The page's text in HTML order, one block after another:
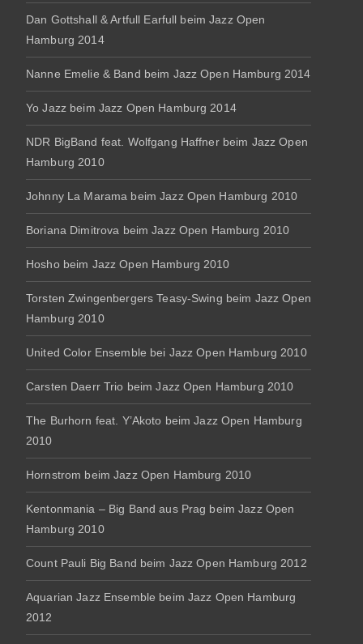
Dan Gottshall & Artfull Earfull beim Jazz Open
Hamburg 2014
Nanne Emelie & Band beim Jazz Open Hamburg 2014
Yo Jazz beim Jazz Open Hamburg 2014
NDR BigBand feat. Wolfgang Haffner beim Jazz Open
Hamburg 2010
Johnny La Marama beim Jazz Open Hamburg 2010
Boriana Dimitrova beim Jazz Open Hamburg 2010
Hosho beim Jazz Open Hamburg 2010
Torsten Zwingenbergers Teasy-Swing beim Jazz Open
Hamburg 2010
United Color Ensemble bei Jazz Open Hamburg 2010
Carsten Daerr Trio beim Jazz Open Hamburg 2010
The Burhorn feat. Y’Akoto beim Jazz Open Hamburg
2010
Hornstrom beim Jazz Open Hamburg 2010
Kentonmania – Big Band aus Prag beim Jazz Open
Hamburg 2010
Count Pauli Big Band beim Jazz Open Hamburg 2012
Aquarian Jazz Ensemble beim Jazz Open Hamburg
2012